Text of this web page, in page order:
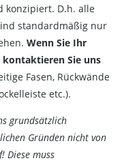
konzipiert. D.h. alle
standardmäßig nur
Wenn Sie Ihr
kontaktieren Sie uns
Fasen, Rückwände
etc.).
grundsätzlich
Gründen nicht von
Diese muss